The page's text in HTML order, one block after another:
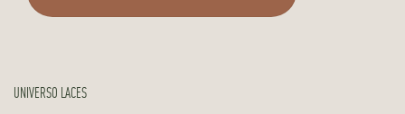
UNIVERSO LACES